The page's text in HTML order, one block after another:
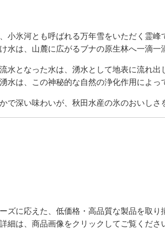
小氷河とも呼ばれる万年雪をいただく霊峰
水は、山麓に広がるブナの原生林へ一滴一
水となった水は、湧水として地表に流れ出
水は、この神秘的な自然の浄化作用によっ
で深い味わいが、秋田水産の氷のおいしさ
ズに応えた、低価格・高品質な製品を取り
細は、商品画像をクリックしてご覧くださ